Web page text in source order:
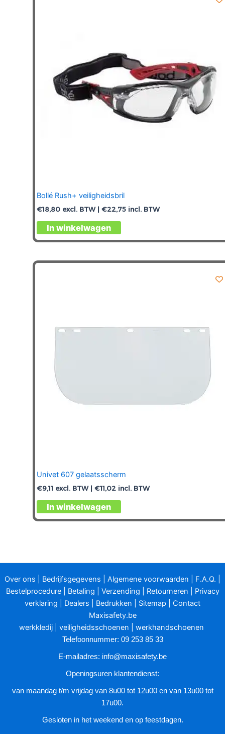
Bollé Rush+ veiligheidsbril
€18,80 excl. BTW | €22,75 incl. BTW
In winkelwagen
Univet 607 gelaatsscherm
€9,11 excl. BTW | €11,02 incl. BTW
In winkelwagen
Over ons Bedrijfsgegevens Algemene voorwaarden F.A.Q.
Bestelprocedure| Betaling Verzending Retourneren
Privacy
verklaring
Dealers Bedrukken Sitemap
Contact
Maxisafety.be
werkkledij
veiligheidsschoenen werkhandschoenen
Telefoonnummer: 09 253 85 33
E-mailadres: info@maxisafety.be
Openingsuren klantendienst:
van maandag t/m vrijdag van 8u00 tot 12u00 en van 13u00 tot
17u00.
Gesloten in het weekend en op feestdagen.